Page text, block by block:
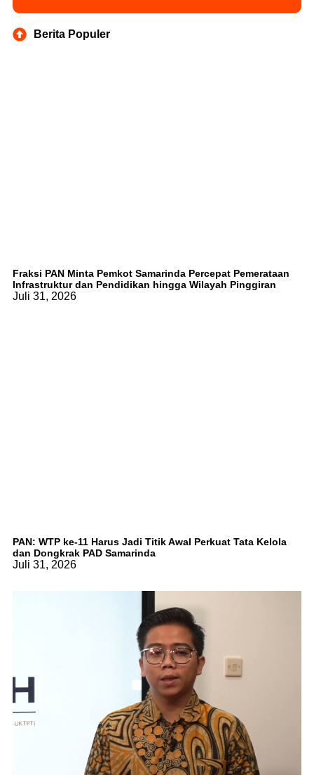
Berita Populer
Fraksi PAN Minta Pemkot Samarinda Percepat Pemerataan
Infrastruktur dan Pendidikan hingga Wilayah Pinggiran
Juli 31, 2026
PAN: WTP ke-11 Harus Jadi Titik Awal Perkuat Tata Kelola
dan Dongkrak PAD Samarinda
Juli 31, 2026